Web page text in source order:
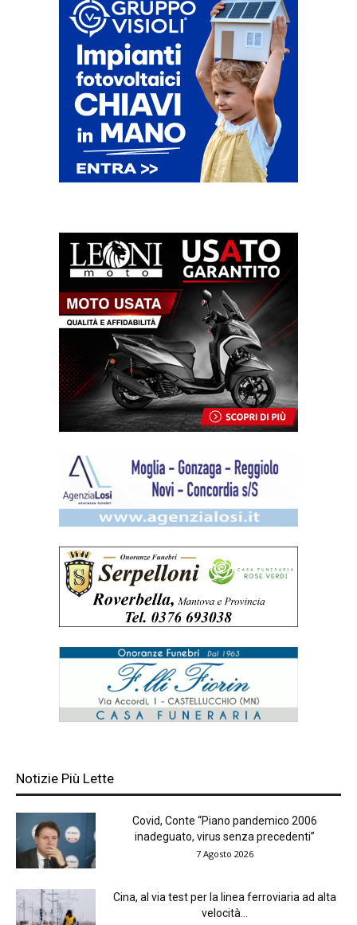
Notizie Più Lette
Covid, Conte “Piano pandemico 2006
inadeguato, virus senza precedenti”
7 Agosto 2026
Cina, al via test per la linea ferroviaria ad alta
velocità...